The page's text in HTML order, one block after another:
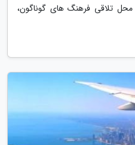
تلاقی فرهنگ های گوناگون،